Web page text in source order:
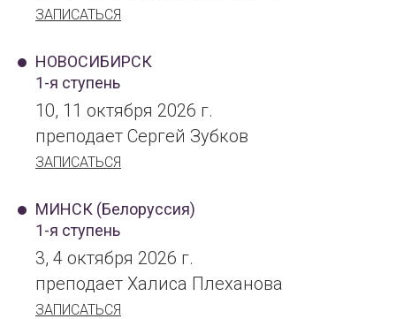
ЗАПИСАТЬСЯ
НОВОСИБИРСК
1-я ступень
10, 11 октября 2026 г.
преподает Сергей Зубков
ЗАПИСАТЬСЯ
МИНСК (Белоруссия)
1-я ступень
3, 4 октября 2026 г.
преподает Халиса Плеханова
ЗАПИСАТЬСЯ